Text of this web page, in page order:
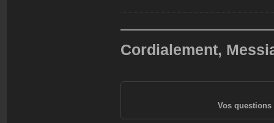
Cordialement,
Vos questions